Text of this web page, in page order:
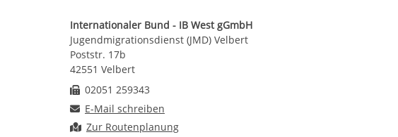
Internationaler Bund - IB West gGmbH
Jugendmigrationsdienst (JMD) Velbert
Poststr. 17b
42551 Velbert
Faxnummer
02051 259343
E-Mail an Jugendmigrationsdienst (JMD) Velbert
E-Mail schreiben
Route planen
Zur Routenplanung